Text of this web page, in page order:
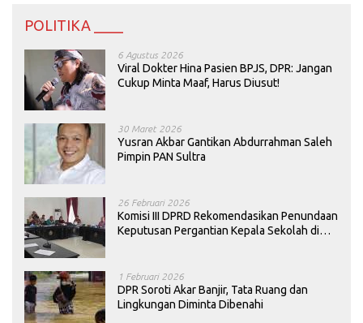
POLITIKA ____
6 Agustus 2026
Viral Dokter Hina Pasien BPJS, DPR: Jangan
Cukup Minta Maaf, Harus Diusut!
30 Maret 2026
Yusran Akbar Gantikan Abdurrahman Saleh
Pimpin PAN Sultra
26 Februari 2026
Komisi III DPRD Rekomendasikan Penundaan
Keputusan Pergantian Kepala Sekolah di
1 Februari 2026
DPR Soroti Akar Banjir, Tata Ruang dan
Lingkungan Diminta Dibenahi